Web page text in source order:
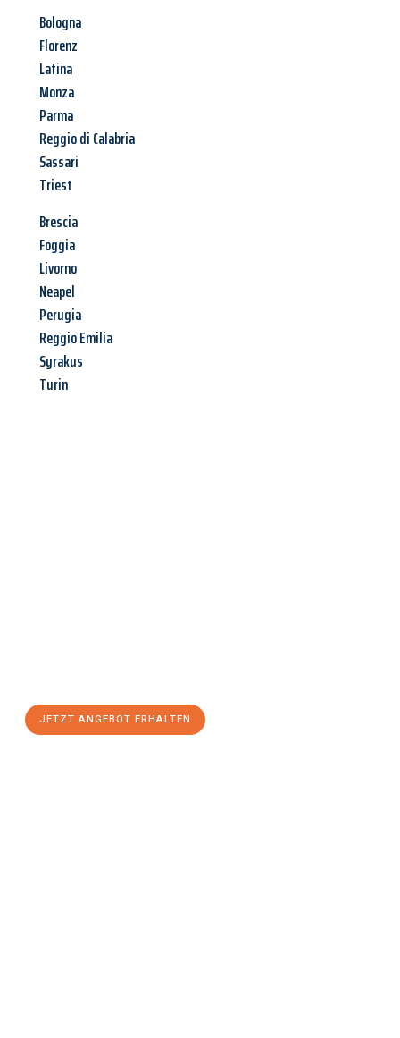
Bologna
Florenz
Latina
Monza
Parma
Reggio di Calabria
Sassari
Triest
Brescia
Foggia
Livorno
Neapel
Perugia
Reggio Emilia
Syrakus
Turin
JETZT ANGEBOT ERHALTEN